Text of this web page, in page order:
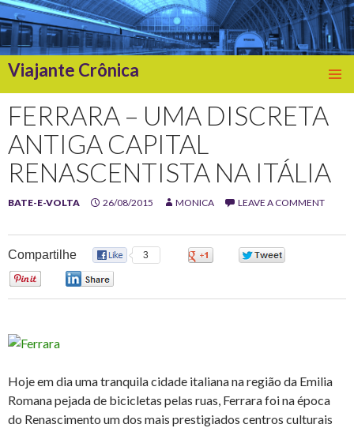
Viajante Crônica
TO
CONTENT
FERRARA – UMA DISCRETA
ANTIGA CAPITAL
RENASCENTISTA NA ITÁLIA
BATE-E-VOLTA 26/08/2015 MONICA LEAVE A COMMENT
Compartilhe 3
Hoje em dia uma tranquila cidade italiana na região da Emilia
Romana pejada de bicicletas pelas ruas, Ferrara foi na época
do Renascimento um dos mais prestigiados centros culturais